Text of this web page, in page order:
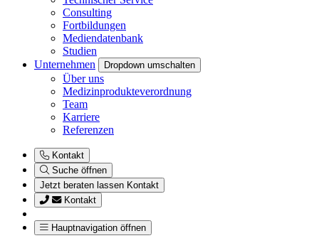
Consulting
Fortbildungen
Mediendatenbank
Studien
Unternehmen
Dropdown umschalten
Über uns
Medizinprodukteverordnung
Team
Karriere
Referenzen
Kontakt
Suche öffnen
Jetzt beraten lassen Kontakt
Kontakt
Hauptnavigation öffnen